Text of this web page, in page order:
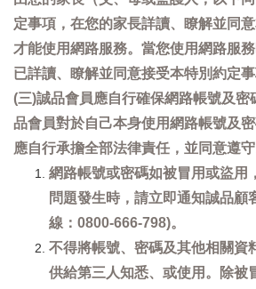
定事項，在您的家長詳讀、瞭解並同
才能使用網路服務。當您使用網路服
已詳讀、瞭解並同意接受本特別約定事
(三)誠品會員應自行確保網路帳號及密
品會員對於自己本身使用網路帳號及
應自行承擔全部法律責任，並同意遵守
網路帳號或密碼如被冒用或盜用
問題發生時，請立即通知誠品顧
線：0800-666-798)。
不得將帳號、密碼及其他相關資
供給第三人知悉、或使用。除被